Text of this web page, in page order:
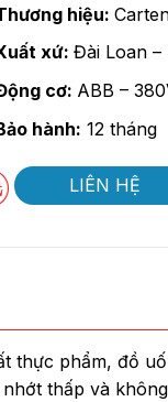
hiệu:
xứ:Đài Loan –
cơ: ABB –
hành: 12 tháng
LIÊN HỆ
thực phẩm, đồ
thấp và